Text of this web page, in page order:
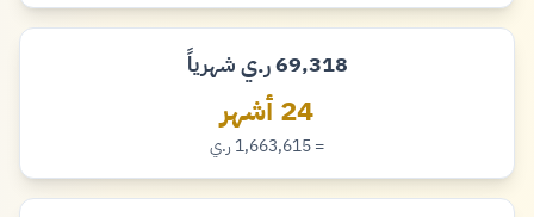
69,318
ريال
ر.يشهرياً
24 أشهر
= 1,663,615 ريال
ر.ي